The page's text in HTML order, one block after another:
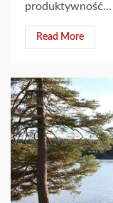
produktywność...
Read More